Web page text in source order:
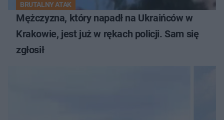
BRUTALNY ATAK
Mężczyzna, który napadł na Ukraińców w
Krakowie, jest już w rękach policji. Sam się
zgłosił